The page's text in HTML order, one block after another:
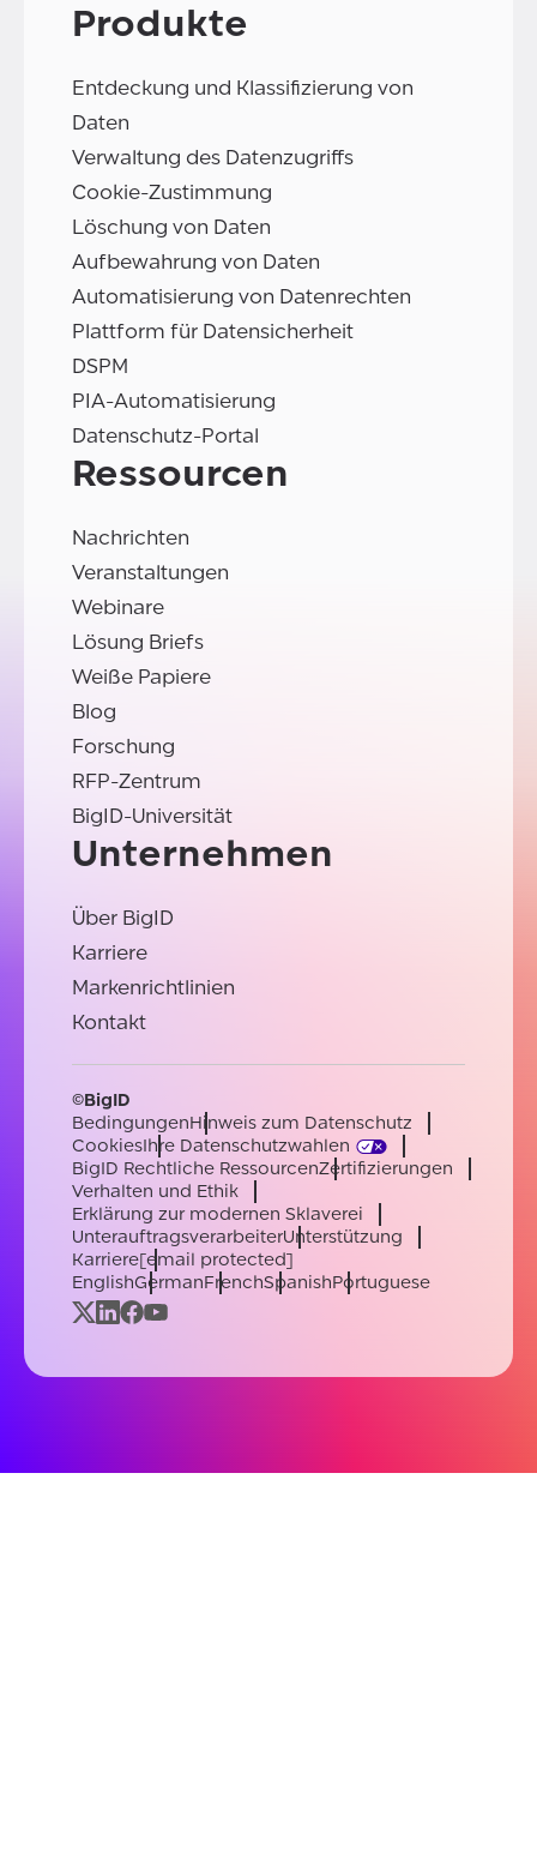
Produkte
Entdeckung und Klassifizierung von
Daten
Verwaltung des Datenzugriffs
Cookie-Zustimmung
Löschung von Daten
Aufbewahrung von Daten
Automatisierung von Datenrechten
Plattform für Datensicherheit
DSPM
PIA-Automatisierung
Datenschutz-Portal
Ressourcen
Nachrichten
Veranstaltungen
Webinare
Lösung Briefs
Weiße Papiere
Blog
Forschung
RFP-Zentrum
BigID-Universität
Unternehmen
Über BigID
Karriere
Markenrichtlinien
Kontakt
©BigID
BedingungenHinweis zum Datenschutz
CookiesIhre Datenschutzwahlen
BigID Rechtliche RessourcenZertifizierungen
Verhalten und Ethik
Erklärung zur modernen Sklaverei
UnterauftragsverarbeiterUnterstützung
Karriere[email protected]
EnglishGermanFrenchSpanishPortuguese